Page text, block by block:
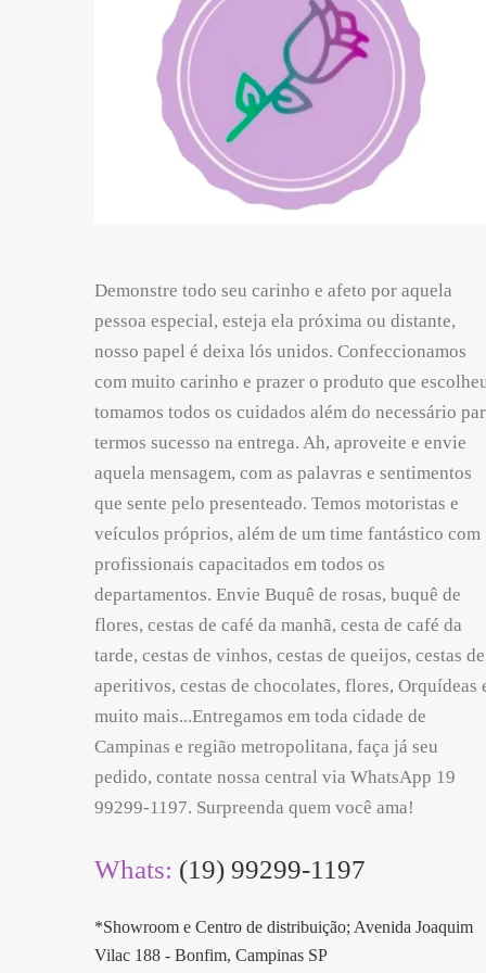
Demonstre todo seu carinho e afeto por aquela
pessoa especial, esteja ela próxima ou distante,
nosso papel é deixa lós unidos. Confeccionamos
com muito carinho e prazer o produto que
tomamos todos os cuidados além do necessário
termos sucesso na entrega. Ah, aproveite e envie
aquela mensagem, com as palavras e sentimentos
que sente pelo presenteado. Temos motoristas e
veículos próprios, além de um time fantástico com
profissionais capacitados em todos os
departamentos. Envie Buquê de rosas, buquê de
flores, cestas de café da manhã, cesta de café da
tarde, cestas de vinhos, cestas de queijos, cestas de
aperitivos, cestas de chocolates, flores, Orquídeas
muito mais...Entregamos em toda cidade de
Campinas e região metropolitana, faça já seu
pedido, contate nossa central via WhatsApp 19
99299-1197. Surpreenda quem você ama!
Whats: (19) 99299-1197
*Showroom e Centro de distribuição; Avenida Joaquim
Vilac 188 - Bonfim, Campinas SP